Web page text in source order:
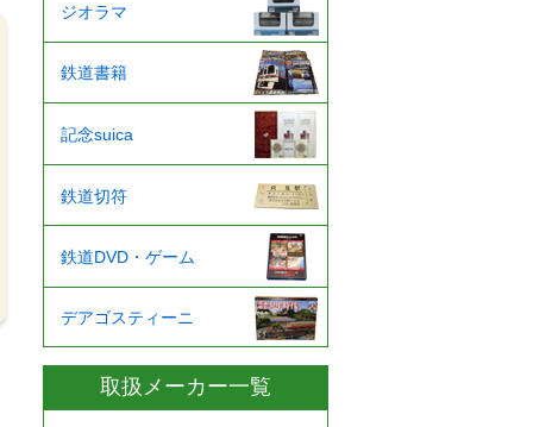
ジオラマ
鉄道書籍
記念suica
鉄道切符
鉄道DVD・ゲーム
デアゴスティーニ
取扱メーカー一覧